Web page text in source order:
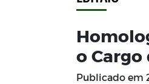
o Cargo
Publicado em